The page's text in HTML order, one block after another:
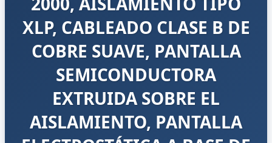
XLP, CABLEADO CLASE B DE
COBRE SUAVE, PANTALLA
SEMICONDUCTORA
EXTRUIDA SOBRE EL
AISLAMIENTO, PANTALLA